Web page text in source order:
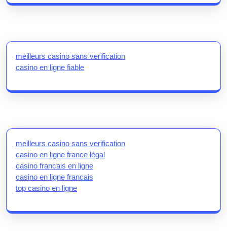
meilleurs casino sans verification
casino en ligne fiable
meilleurs casino sans verification
casino en ligne france légal
casino francais en ligne
casino en ligne francais
top casino en ligne